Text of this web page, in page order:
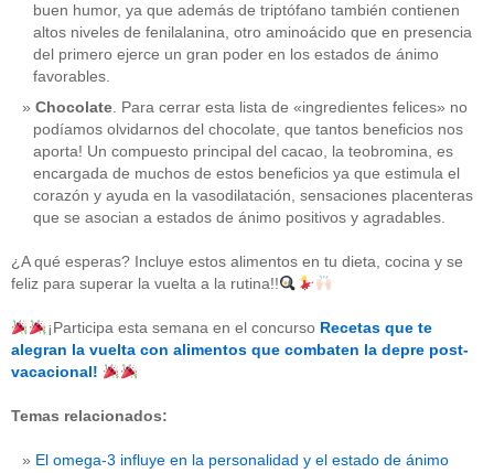
CATEGORÍAS
acido-folico (4)
alergias(3)
alimentos(22)
alimentos-perjudiaciales (17)
antioxidantes (6)
beneficios-salud(53)
calcio
corazon(1)
dietas(10)
buen humor, ya que además de triptófano también contienen
altos niveles de fenilalanina, otro aminoácido que en presencia
del primero ejerce un gran poder en los estados de ánimo
favorables.
Chocolate. Para cerrar esta lista de «ingredientes felices» no
podíamos olvidarnos del chocolate, que tantos beneficios nos
aporta! Un compuesto principal del cacao, la teobromina, es
encargada de muchos de estos beneficios ya que estimula el
corazón y ayuda en la vasodilatación, sensaciones placenteras
que se asocian a estados de ánimo positivos y agradables.
¿A qué esperas? Incluye estos alimentos en tu dieta, cocina y se
feliz para superar la vuelta a la rutina!!
¡Participa esta semana en el concurso Recetas que te
alegran la vuelta con alimentos que combaten la depre post-
vacacional!
Temas relacionados:
El omega-3 influye en la personalidad y el estado de ánimo